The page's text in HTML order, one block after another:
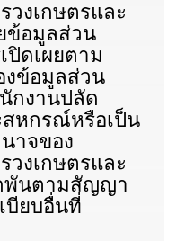
วงเกษตรและ
ข้อมูลส่วน
ปิดเผยตาม
งข้อมูลส่วน
กงานปลัด
สหกรณ์หรือเป็น
าจของ
วงเกษตรและ
พันตามสัญญา
บียบอื่นที่